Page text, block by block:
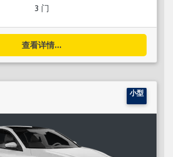
3 门
查看详情...
小型